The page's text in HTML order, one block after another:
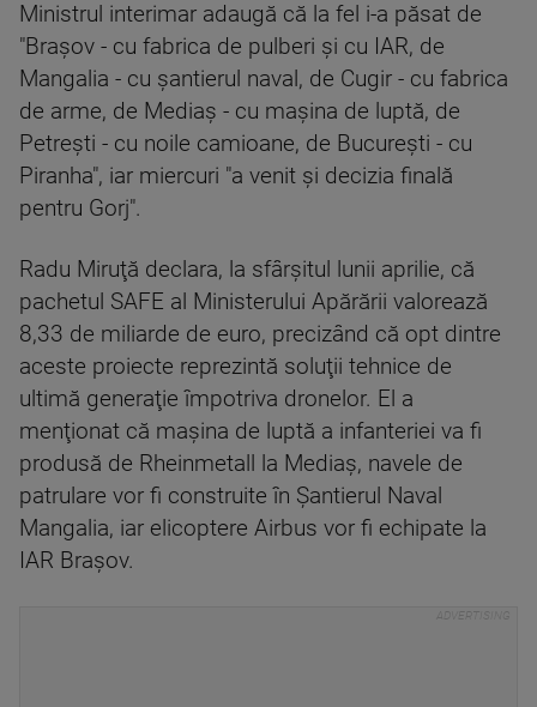
Ministrul interimar adaugă că la fel i-a păsat de
"Braşov - cu fabrica de pulberi şi cu IAR, de
Mangalia - cu şantierul naval, de Cugir - cu fabrica
de arme, de Mediaş - cu maşina de luptă, de
Petreşti - cu noile camioane, de Bucureşti - cu
Piranha", iar miercuri "a venit şi decizia finală
pentru Gorj".
Radu Miruţă declara, la sfârşitul lunii aprilie, că
pachetul SAFE al Ministerului Apărării valorează
8,33 de miliarde de euro, precizând că opt dintre
aceste proiecte reprezintă soluţii tehnice de
ultimă generaţie împotriva dronelor. El a
menţionat că maşina de luptă a infanteriei va fi
produsă de Rheinmetall la Mediaş, navele de
patrulare vor fi construite în Şantierul Naval
Mangalia, iar elicoptere Airbus vor fi echipate la
IAR Braşov.